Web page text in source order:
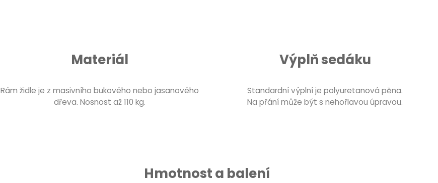
Materiál
Rám židle je z masivního bukového nebo jasanového
dřeva. Nosnost až 110 kg.
Výplň sedáku
Standardní výplní je polyuretanová pěna.
Na přání může být s nehořlavou úpravou.
Hmotnost a balení